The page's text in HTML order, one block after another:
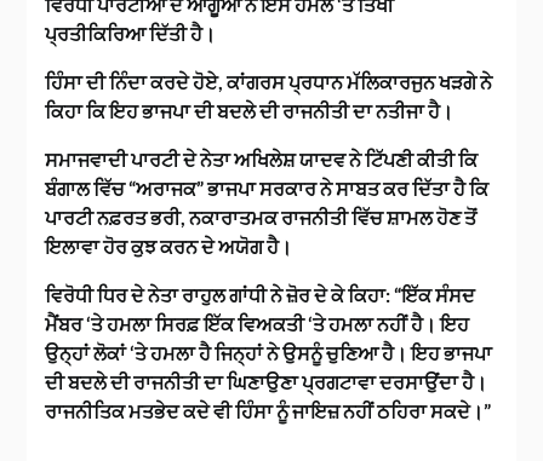
ਪ੍ਰਤੀਕਿਰਿਆ ਦਿੱਤੀ ਹੈ।
ਹਿੰਸਾ ਦੀ ਨਿੰਦਾ ਕਰਦੇ ਹੋਏ, ਕਾਂਗਰਸ ਪ੍ਰਧਾਨ ਮੱਲਿਕਾਰਜੁਨ ਖੜਗੇ ਨੇ
ਕਿਹਾ ਕਿ ਇਹ ਭਾਜਪਾ ਦੀ ਬਦਲੇ ਦੀ ਰਾਜਨੀਤੀ ਦਾ ਨਤੀਜਾ ਹੈ।
ਸਮਾਜਵਾਦੀ ਪਾਰਟੀ ਦੇ ਨੇਤਾ ਅਖਿਲੇਸ਼ ਯਾਦਵ ਨੇ ਟਿੱਪਣੀ ਕੀਤੀ ਕਿ
ਬੰਗਾਲ ਵਿੱਚ “ਅਰਾਜਕ” ਭਾਜਪਾ ਸਰਕਾਰ ਨੇ ਸਾਬਤ ਕਰ ਦਿੱਤਾ ਹੈ ਕਿ
ਪਾਰਟੀ ਨਫ਼ਰਤ ਭਰੀ, ਨਕਾਰਾਤਮਕ ਰਾਜਨੀਤੀ ਵਿੱਚ ਸ਼ਾਮਲ ਹੋਣ ਤੋਂ
ਇਲਾਵਾ ਹੋਰ ਕੁਝ ਕਰਨ ਦੇ ਅਯੋਗ ਹੈ।
ਵਿਰੋਧੀ ਧਿਰ ਦੇ ਨੇਤਾ ਰਾਹੁਲ ਗਾਂਧੀ ਨੇ ਜ਼ੋਰ ਦੇ ਕੇ ਕਿਹਾ: “ਇੱਕ ਸੰਸਦ
ਮੈਂਬਰ ‘ਤੇ ਹਮਲਾ ਸਿਰਫ਼ ਇੱਕ ਵਿਅਕਤੀ ‘ਤੇ ਹਮਲਾ ਨਹੀਂ ਹੈ। ਇਹ
ਉਨ੍ਹਾਂ ਲੋਕਾਂ ‘ਤੇ ਹਮਲਾ ਹੈ ਜਿਨ੍ਹਾਂ ਨੇ ਉਸਨੂੰ ਚੁਣਿਆ ਹੈ। ਇਹ ਭਾਜਪਾ
ਦੀ ਬਦਲੇ ਦੀ ਰਾਜਨੀਤੀ ਦਾ ਘਿਣਾਉਣਾ ਪ੍ਰਗਟਾਵਾ ਦਰਸਾਉਂਦਾ ਹੈ।
ਰਾਜਨੀਤਿਕ ਮਤਭੇਦ ਕਦੇ ਵੀ ਹਿੰਸਾ ਨੂੰ ਜਾਇਜ਼ ਨਹੀਂ ਠਹਿਰਾ ਸਕਦੇ।”